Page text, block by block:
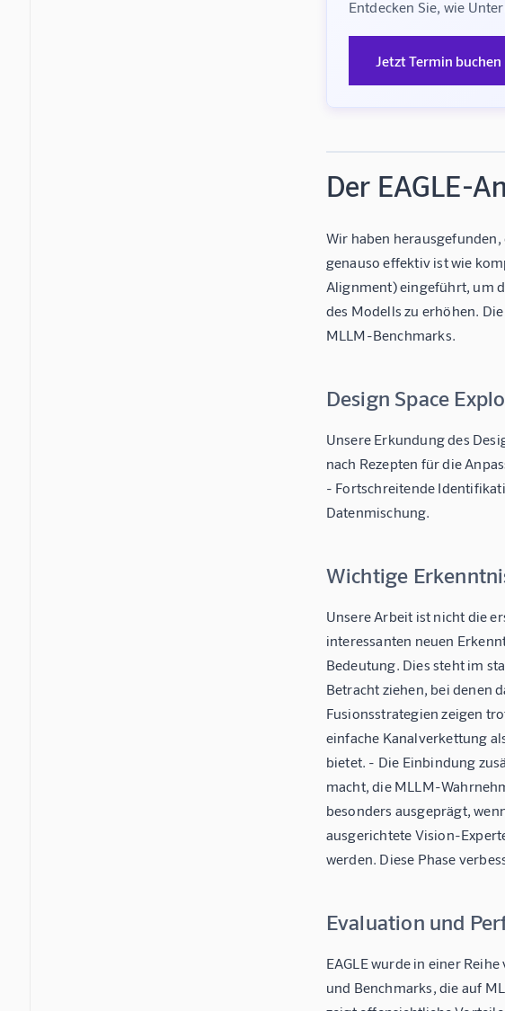
Entdecken Sie, wie
Jetzt Termin buchen
Der EAGLE-
Wir haben
genauso effektiv ist wie
Alignment) eingeführt, um
des Modells zu erhöhen.
MLLM-Benchmarks.
Design Space
Unsere Erkundung des
nach Rezepten für die
- Fortschreitende
Datenmischung.
Wichtige
Unsere Arbeit ist nicht die
interessanten neuen
Bedeutung. Dies steht im
Betracht ziehen, bei denen
Fusionsstrategien zeigen
einfache Kanalverkettung
bietet. - Die Einbindung
macht, die MLLM-
besonders ausgeprägt,
ausgerichtete Vision-
werden. Diese Phase
Evaluation und
EAGLE wurde in einer
und Benchmarks, die auf